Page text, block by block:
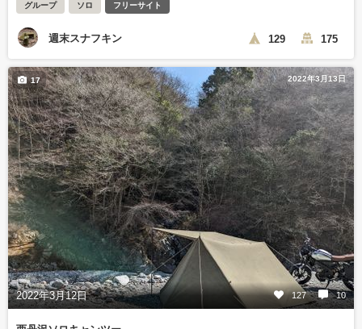
グループ ソロ フリーサイト
週末スナフキン 129 175
2022年3月13日
2022年3月12日 127 10
17